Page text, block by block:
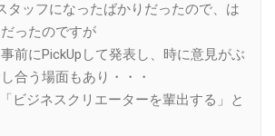
タッフになったばかりだったので、は
ったのですが
前にPickUpして発表し、時に意見がぶ
合う場面もあり・・・
ビジネスクリエーターを輩出する」と